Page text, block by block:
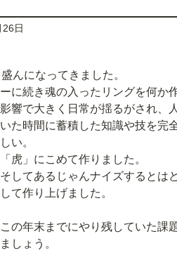
日
んになってきました。
に続き魂の入ったリングを何か
響で大きく日常が揺るがされ、
た時間に蓄積した知識や技を完
い。
虎」にこめて作りました。
してあるじゃんナイズするとは
て作り上げました。
の年末までにやり残していた課
しょう。